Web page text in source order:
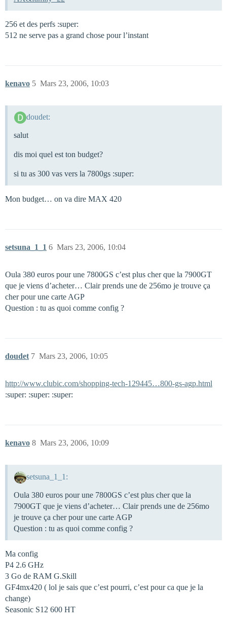
256 et des perfs :super:
512 ne serve pas a grand chose pour l’instant
kenavo Mars 23, 2006, 10:03
5
doudet:
salut
dis moi quel est ton budget?
si tu as 300 vas vers la 7800gs :super:
Mon budget… on va dire MAX 420
setsuna_1_1 Mars 23, 2006, 10:04
6
Oula 380 euros pour une 7800GS c’est plus cher que la 7900GT
que je viens d’acheter… Clair prends une de 256mo je trouve ça
cher pour une carte AGP
Question : tu as quoi comme config ?
doudet Mars 23, 2006, 10:05
7
http://www.clubic.com/shopping-tech-129445…800-gs-agp.html
:super: :super: :super:
kenavo Mars 23, 2006, 10:09
8
setsuna_1_1:
Oula 380 euros pour une 7800GS c’est plus cher que la
7900GT que je viens d’acheter… Clair prends une de 256mo
je trouve ça cher pour une carte AGP
Question : tu as quoi comme config ?
Ma config
P4 2.6 GHz
3 Go de RAM G.Skill
GF4mx420 ( lol je sais que c’est pourri, c’est pour ca que je la
change)
Seasonic S12 600 HT